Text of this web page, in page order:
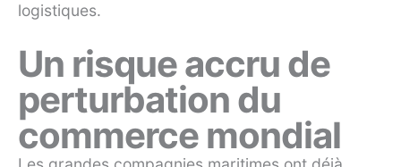
logistiques.
Un risque accru de
perturbation du
commerce mondial